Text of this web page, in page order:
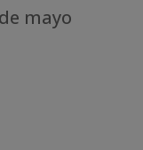
mayo